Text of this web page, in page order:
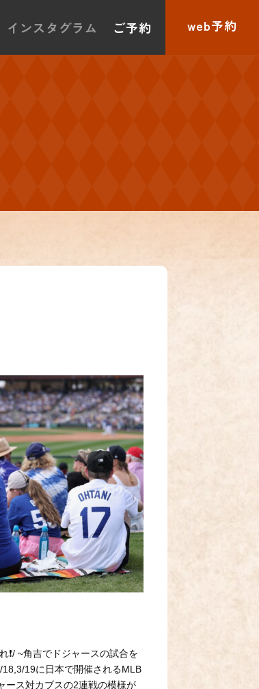
インスタグラム ご予約 web予約
❗️/ ~角吉でドジャースの試合を
18,3/19に日本で開催されるMLB
ース対カブスの2連戦の模様が